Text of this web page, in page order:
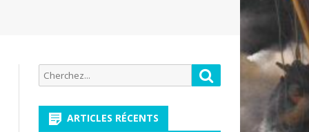
Recherche
pour:
Rechercher
ARTICLES RÉCENTS